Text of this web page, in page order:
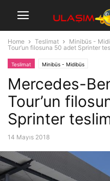
Home Teslimat Minibüs -
Tour’un filosuna 50 adet Sprinter
Teslimat Minibüs - Midibüs
Mercedes-
Tour’un
Sprinter
14 Mayıs 2018